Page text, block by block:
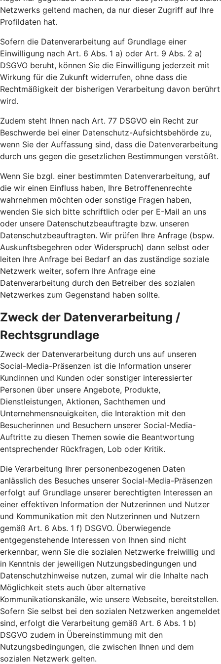
Netzwerks geltend machen, da nur dieser Zugriff auf Ihre
Profildaten hat.
Sofern die Datenverarbeitung auf Grundlage einer
Einwilligung nach Art. 6 Abs. 1 a) oder Art. 9 Abs. 2 a)
DSGVO beruht, können Sie die Einwilligung jederzeit mit
Wirkung für die Zukunft widerrufen, ohne dass die
Rechtmäßigkeit der bisherigen Verarbeitung davon berührt
wird.
Zudem steht Ihnen nach Art. 77 DSGVO ein Recht zur
Beschwerde bei einer Datenschutz-Aufsichtsbehörde zu,
wenn Sie der Auffassung sind, dass die Datenverarbeitung
durch uns gegen die gesetzlichen Bestimmungen verstößt.
Wenn Sie bzgl. einer bestimmten Datenverarbeitung, auf
die wir einen Einfluss haben, Ihre Betroffenenrechte
wahrnehmen möchten oder sonstige Fragen haben,
wenden Sie sich bitte schriftlich oder per E-Mail an uns
oder unsere Datenschutzbeauftragte bzw. unseren
Datenschutzbeauftragten. Wir prüfen Ihre Anfrage (bspw.
Auskunftsbegehren oder Widerspruch) dann selbst oder
leiten Ihre Anfrage bei Bedarf an das zuständige soziale
Netzwerk weiter, sofern Ihre Anfrage eine
Datenverarbeitung durch den Betreiber des sozialen
Netzwerkes zum Gegenstand haben sollte.
Zweck der Datenverarbeitung /
Rechtsgrundlage
Zweck der Datenverarbeitung durch uns auf unseren
Social-Media-Präsenzen ist die Information unserer
Kundinnen und Kunden oder sonstiger interessierter
Personen über unsere Angebote, Produkte,
Dienstleistungen, Aktionen, Sachthemen und
Unternehmensneuigkeiten, die Interaktion mit den
Besucherinnen und Besuchern unserer Social-Media-
Auftritte zu diesen Themen sowie die Beantwortung
entsprechender Rückfragen, Lob oder Kritik.
Die Verarbeitung Ihrer personenbezogenen Daten
anlässlich des Besuches unserer Social-Media-Präsenzen
erfolgt auf Grundlage unserer berechtigten Interessen an
einer effektiven Information der Nutzerinnen und Nutzer
und Kommunikation mit den Nutzerinnen und Nutzern
gemäß Art. 6 Abs. 1 f) DSGVO. Überwiegende
entgegenstehende Interessen von Ihnen sind nicht
erkennbar, wenn Sie die sozialen Netzwerke freiwillig und
in Kenntnis der jeweiligen Nutzungsbedingungen und
Datenschutzhinweise nutzen, zumal wir die Inhalte nach
Möglichkeit stets auch über alternative
Kommunikationskanäle, wie unsere Webseite, bereitstellen.
Sofern Sie selbst bei den sozialen Netzwerken angemeldet
sind, erfolgt die Verarbeitung gemäß Art. 6 Abs. 1 b)
DSGVO zudem in Übereinstimmung mit den
Nutzungsbedingungen, die zwischen Ihnen und dem
sozialen Netzwerk gelten.